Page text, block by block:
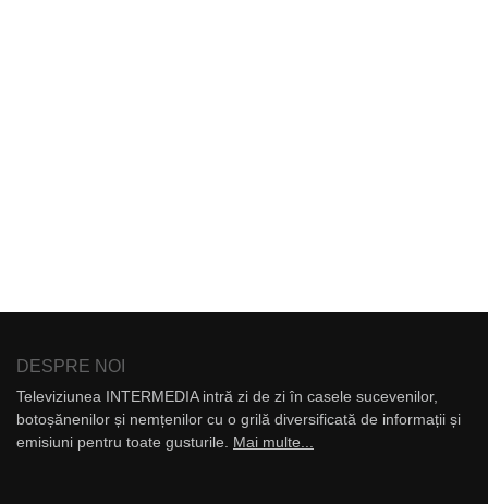
DESPRE NOI
Televiziunea INTERMEDIA intră zi de zi în casele sucevenilor,
botoșănenilor și nemțenilor cu o grilă diversificată de informații și
emisiuni pentru toate gusturile. Mai multe...